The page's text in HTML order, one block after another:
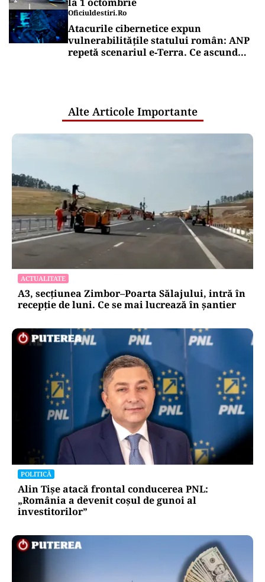
Oficiuldestiri.ro
Atacurile cibernetice expun
vulnerabilitățile statului român: ANP
repetă scenariul e‑Terra. Ce ascund
Alte Articole Importante
ACTUALITATE
A3, secțiunea Zimbor–Poarta Sălajului, intră în
recepție de luni. Ce se mai lucrează în șantier
POLITICĂ
Alin Tișe atacă frontal conducerea PNL:
„România a devenit coșul de gunoi al
investitorilor”